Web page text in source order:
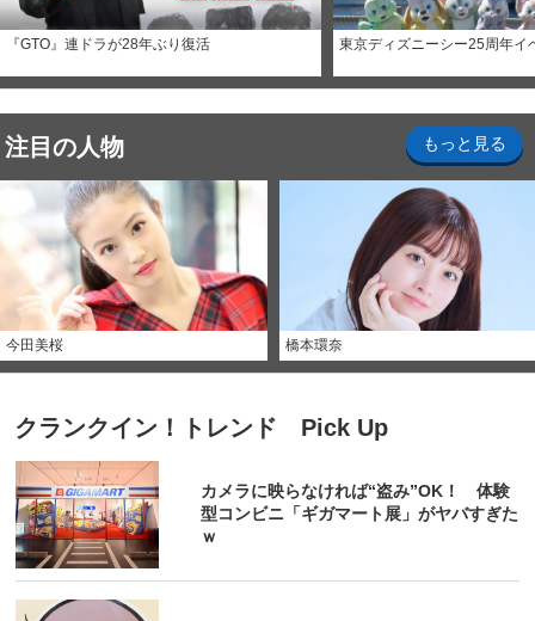
『GTO』連ドラが28年ぶり復活 東京ディズニーシー25周年イ
注目の人物 もっと見る
今田美桜 橋本環奈
クランクイン！トレンド Pick Up
カメラに映らなければ“盗み”OK！ 体験
型コンビニ「ギガマート展」がヤバすぎた
ｗ